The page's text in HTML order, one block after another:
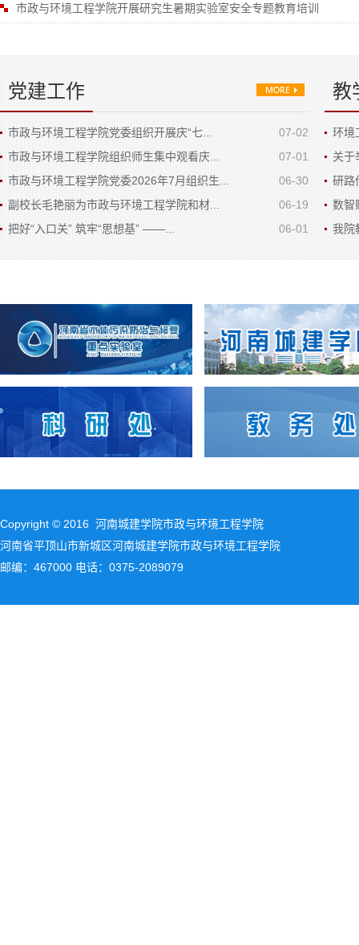
市政与环境工程学院开展研究生暑期实验室安全专题教育培训
党建工作
07-02
市政与环境工程学院党委组织开展庆“七...
07-01
市政与环境工程学院组织师生集中观看庆...
06-30
市政与环境工程学院党委2026年7月组织生...
06-19
副校长毛艳丽为市政与环境工程学院和材...
06-01
把好“入口关” 筑牢“思想基” ——...
教
环境
关于
研路
数智
我院
Copyright © 2016 河南城建学院市政与环境工程学院
河南省平顶山市新城区河南城建学院市政与环境工程学院
邮编：467000 电话：0375-2089079